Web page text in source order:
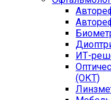
ИТ-
(ОКТ)